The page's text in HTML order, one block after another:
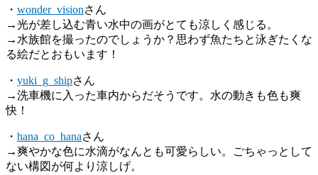
・ wonder_visionさん
→光が差し込む青い水中の画がとても涼しく感じる。
→水族館を撮ったのでしょうか？思わず魚たちと泳ぎたくな
る絵だとおもいます！
・ yuki_g_shipさん
→洗車機に入った車内からだそうです。水の動きも色も爽
快！
・ hana_co_hanaさん
→爽やかな色に水滴がなんとも可愛らしい。ごちゃっとして
ない構図が何より涼しげ。